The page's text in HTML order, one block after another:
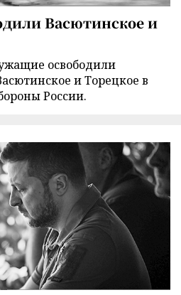
Васютинское и
освободили
и Торецкое в
России.